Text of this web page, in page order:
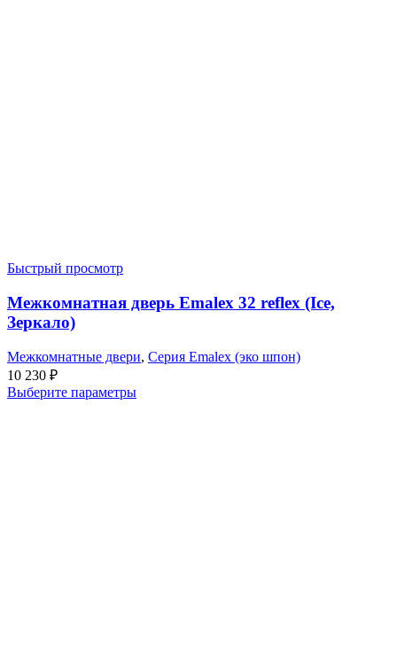
Быстрый просмотр
Межкомнатная дверь Emalex 32 reflex (Ice,
Зеркало)
Межкомнатные двери, Серия Emalex (эко шпон)
10 230 ₽
Выберите параметры